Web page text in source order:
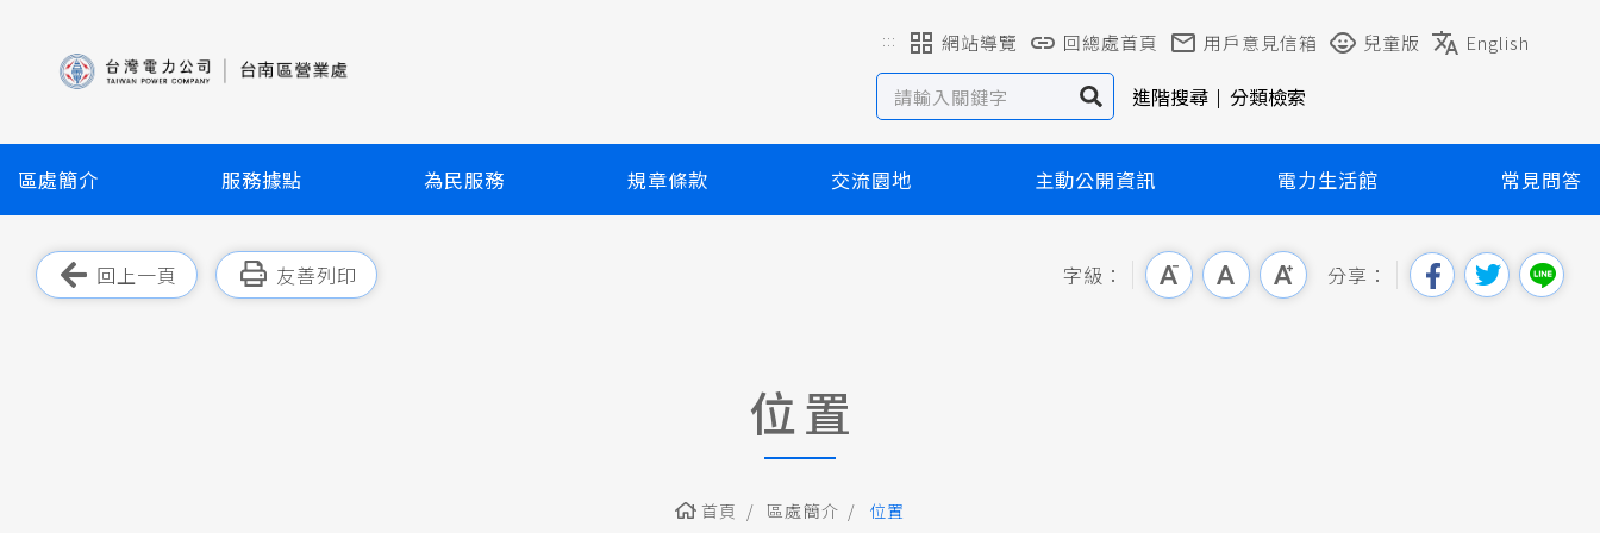
塊
::: 網站導覽 回總處首頁 用戶意見信箱 兒童版 English
進階搜尋 分類檢索
區處簡介 服務據點 為民服務 規章條款 交流園地 主動公開資訊 電力生活館 常見問答
回上一頁 友善列印 字級： 分享：
位置
首頁 區處簡介 位置